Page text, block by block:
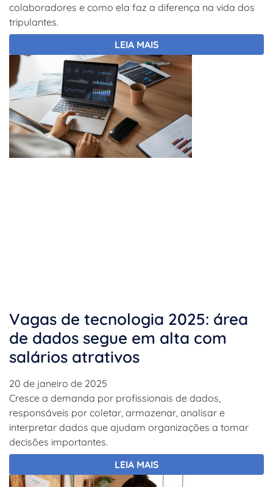
colaboradores e como ela faz a diferença na vida dos
tripulantes.
LEIA MAIS
Vagas de tecnologia 2025: área
de dados segue em alta com
salários atrativos
20 de janeiro de 2025
Cresce a demanda por profissionais de dados,
responsáveis por coletar, armazenar, analisar e
interpretar dados que ajudam organizações a tomar
decisões importantes.
LEIA MAIS